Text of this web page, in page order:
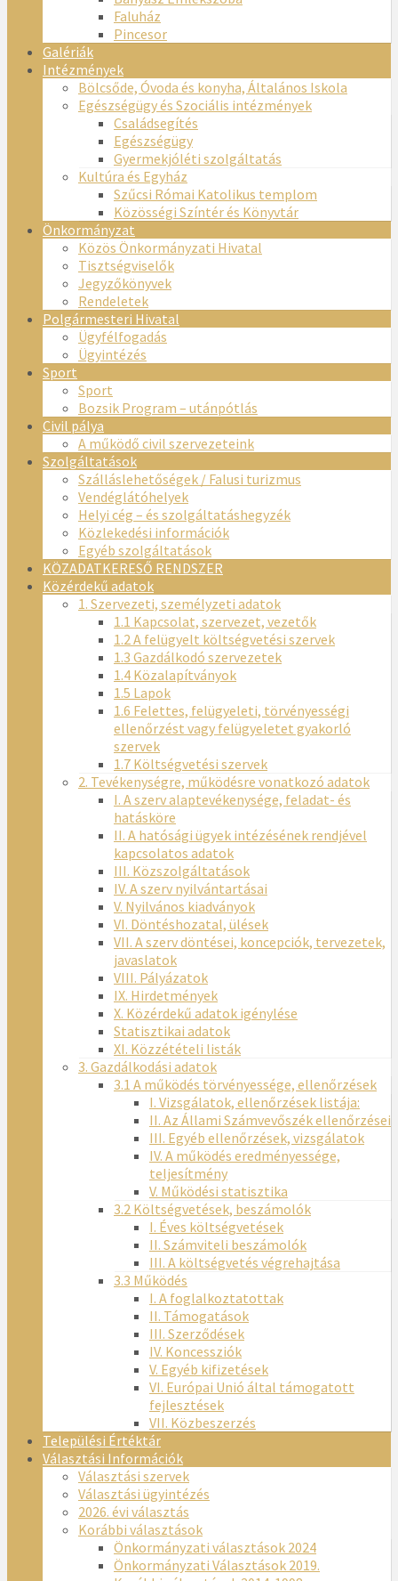
Faluház
Pincesor
Galériák
Intézmények
Bölcsőde, Óvoda és konyha, Általános Iskola
Egészségügy és Szociális intézmények
Családsegítés
Egészségügy
Gyermekjóléti szolgáltatás
Kultúra és Egyház
Szűcsi Római Katolikus templom
Közösségi Színtér és Könyvtár
Önkormányzat
Közös Önkormányzati Hivatal
Tisztségviselők
Jegyzőkönyvek
Rendeletek
Polgármesteri Hivatal
Ügyfélfogadás
Ügyintézés
Sport
Sport
Bozsik Program – utánpótlás
Civil pálya
A működő civil szervezeteink
Szolgáltatások
Szálláslehetőségek / Falusi turizmus
Vendéglátóhelyek
Helyi cég – és szolgáltatáshegyzék
Közlekedési információk
Egyéb szolgáltatások
KÖZADATKERESŐ RENDSZER
Közérdekű adatok
1. Szervezeti, személyzeti adatok
1.1 Kapcsolat, szervezet, vezetők
1.2 A felügyelt költségvetési szervek
1.3 Gazdálkodó szervezetek
1.4 Közalapítványok
1.5 Lapok
1.6 Felettes, felügyeleti, törvényességi
ellenőrzést vagy felügyeletet gyakorló
szervek
1.7 Költségvetési szervek
2. Tevékenységre, működésre vonatkozó adatok
I. A szerv alaptevékenysége, feladat- és
hatásköre
II. A hatósági ügyek intézésének rendjével
kapcsolatos adatok
III. Közszolgáltatások
IV. A szerv nyilvántartásai
V. Nyilvános kiadványok
VI. Döntéshozatal, ülések
VII. A szerv döntései, koncepciók, tervezetek,
javaslatok
VIII. Pályázatok
IX. Hirdetmények
X. Közérdekű adatok igénylése
Statisztikai adatok
XI. Közzétételi listák
3. Gazdálkodási adatok
3.1 A működés törvényessége, ellenőrzések
I. Vizsgálatok, ellenőrzések listája:
II. Az Állami Számvevőszék ellenőrzései
III. Egyéb ellenőrzések, vizsgálatok
IV. A működés eredményessége,
teljesítmény
V. Működési statisztika
3.2 Költségvetések, beszámolók
I. Éves költségvetések
II. Számviteli beszámolók
III. A költségvetés végrehajtása
3.3 Működés
I. A foglalkoztatottak
II. Támogatások
III. Szerződések
IV. Koncessziók
V. Egyéb kifizetések
VI. Európai Unió által támogatott
fejlesztések
VII. Közbeszerzés
Települési Értéktár
Választási Információk
Választási szervek
Választási ügyintézés
2026. évi választás
Korábbi választások
Önkormányzati választások 2024
Önkormányzati Választások 2019.